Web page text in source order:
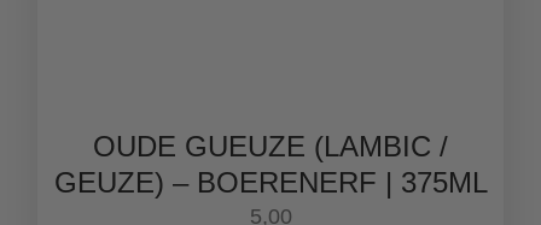
OUDE GUEUZE (LAMBIC /
GEUZE) – BOERENERF | 375ML
5,00